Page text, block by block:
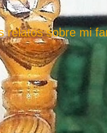
relatos sobre mi